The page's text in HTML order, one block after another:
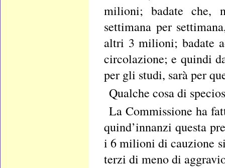
milioni; badate che,
settimana per
altri 3 milioni; badate
circolazione; e quindi
per gli studi, sarà per
Qualche cosa di
La Commissione ha
quind’innanzi questa
i 6 milioni di cauzione
terzi di meno di